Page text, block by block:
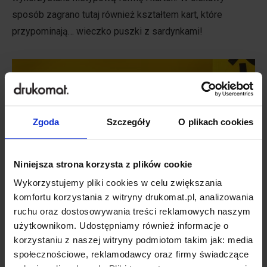
Zgoda Szczegóły O plikach cookies
Niniejsza strona korzysta z plików cookie
Wykorzystujemy pliki cookies w celu zwiększania
komfortu korzystania z witryny drukomat.pl, analizowania
ruchu oraz dostosowywania treści reklamowych naszym
użytkownikom. Udostępniamy również informacje o
korzystaniu z naszej witryny podmiotom takim jak: media
społecznościowe, reklamodawcy oraz firmy świadczące
sposób zagrano tutaj również kształtem kart, które
przypominają… wieczko puszki z sardynkami!
Projekt: BANK OF CULTURE